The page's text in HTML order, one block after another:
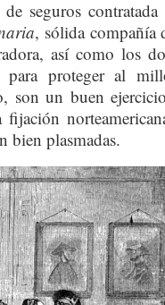
de seguros
, sólida compañía
así como los
para proteger al
son un buen
fijación
bien plasmadas.